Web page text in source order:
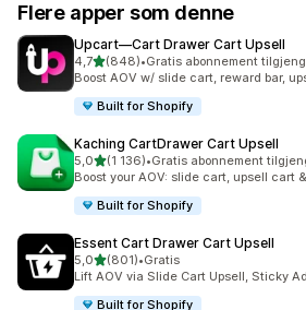
Flere apper som denne
Upcart—Cart Drawer Cart Upsell
4,7av 5 stjerner
(848)
Totalt 848 omtaler
•Gratis abonnement
Boost AOV w/ slide cart, reward bar,
Built for Shopify
Kaching CartDrawer Cart Upsell
5,0av 5 stjerner
(1 136)
Totalt 1136 omtaler
•Gratis abonnement
Boost your AOV: slide cart, upsell cart
Built for Shopify
Essent Cart Drawer Cart Upsell
5,0av 5 stjerner
(801)
Totalt 801 omtaler
•Gratis
Lift AOV via Slide Cart Upsell, Sticky
Built for Shopify